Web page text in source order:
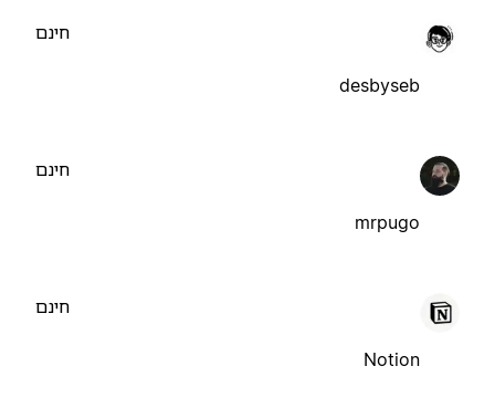
desbyseb
חינם
mrpugo
חינם
Notion
חינם